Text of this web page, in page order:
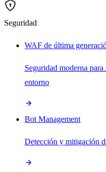
Seguridad
WAF de última
Seguridad moderna
entorno
Bot Management
Detección y mitigación